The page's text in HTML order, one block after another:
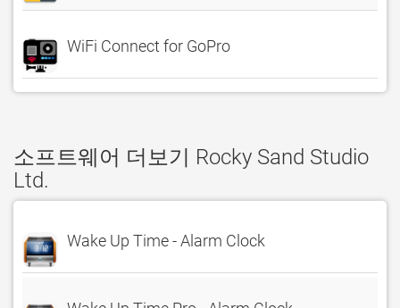
WiFi Connect for GoPro
소프트웨어 더보기 Rocky Sand Studio
Ltd.
Wake Up Time - Alarm Clock